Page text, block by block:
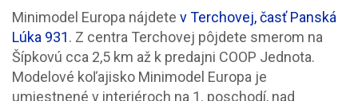
Minimodel Europa nájdete v Terchovej, časť Panská
Lúka 931. Z centra Terchovej pôjdete smerom na
Šípkovú cca 2,5 km až k predajni COOP Jednota.
Modelové koľajisko Minimodel Europa je
umiestnené v interiéroch na 1. poschodí, nad